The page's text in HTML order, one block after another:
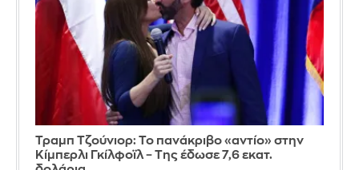
Τραμπ Τζούνιορ: Το πανάκριβο «αντίο» στην
Κίμπερλι Γκίλφοϊλ – Της έδωσε 7,6 εκατ.